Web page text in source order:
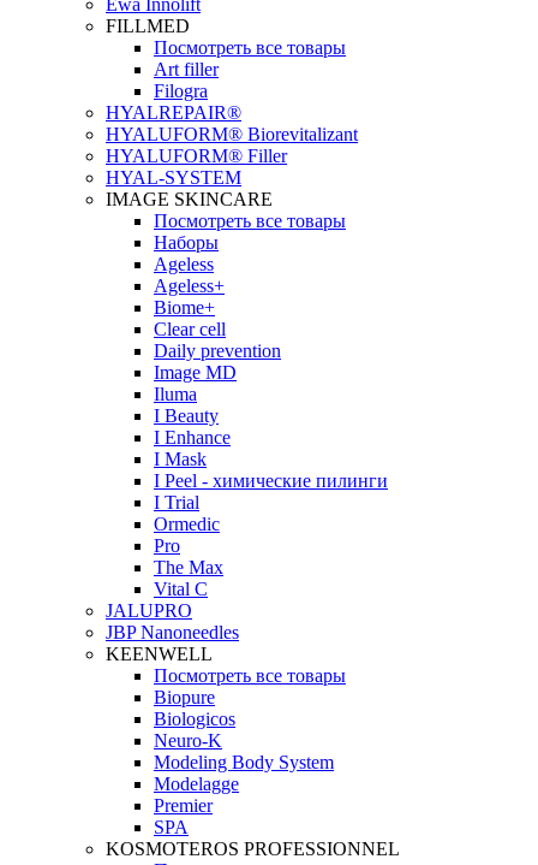
Ewa Innolift
FILLMED
Посмотреть все товары
Art filler
Filogra
НYALREPAIR®
HYALUFORM® Biorevitalizant
HYALUFORM® Filler
HYAL-SYSTEM
IMAGE SKINCARE
Посмотреть все товары
Наборы
Ageless
Ageless+
Biome+
Clear cell
Daily prevention
Image MD
Iluma
I Beauty
I Enhance
I Mask
I Peel - химические пилинги
I Trial
Ormedic
Pro
The Max
Vital C
JALUPRO
JBP Nanoneedles
KEENWELL
Посмотреть все товары
Biopure
Biologicos
Neuro‑K
Modeling Body System
Modelagge
Premier
SPA
KOSMOTEROS PROFESSIONNEL